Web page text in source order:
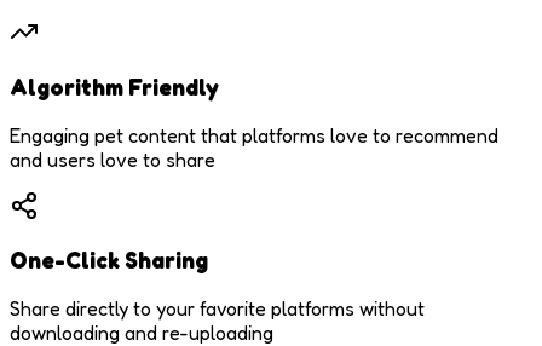
Algorithm Friendly
Engaging pet content that platforms love to recommend
and users love to share
One-Click Sharing
Share directly to your favorite platforms without
downloading and re-uploading